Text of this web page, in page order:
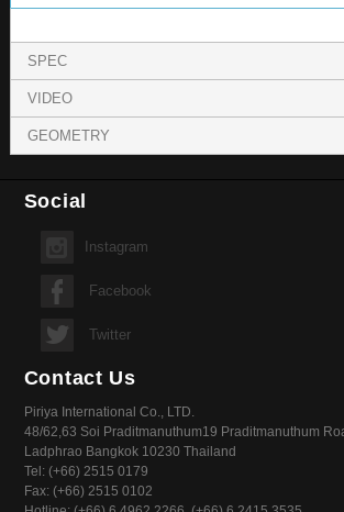
SPEC
VIDEO
GEOMETRY
Social
Instagram
Facebook
Twitter
Contact Us
Piriya International Co., LTD.
48/62,63 Soi Praditmanuthum19 Praditmanuthum
Ladphrao Bangkok 10230 Thailand
Tel: (+66) 2515 0179
Fax: (+66) 2515 0102